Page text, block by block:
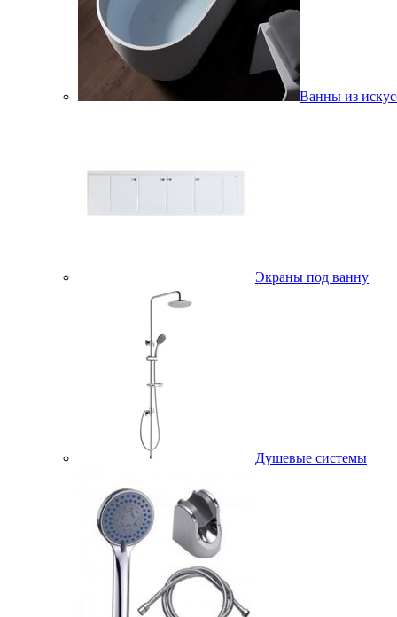
Ванны из
Экраны под ванну
Душевые системы